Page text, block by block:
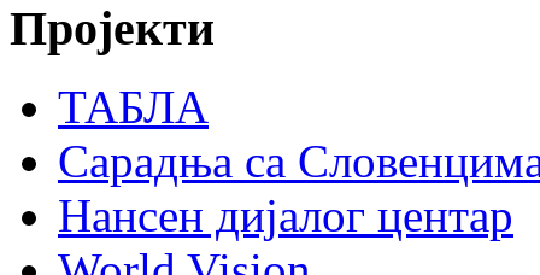
Пројекти
ТАБЛА
Сарадња са
Нансен дијалог центар